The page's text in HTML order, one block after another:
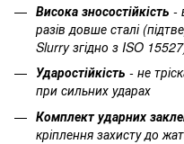
Висока зносостійкість -
разів довше сталі
Slurry згідно з ISO
Ударостійкість - не
при сильних ударах
Комплект ударних
кріплення захисту до